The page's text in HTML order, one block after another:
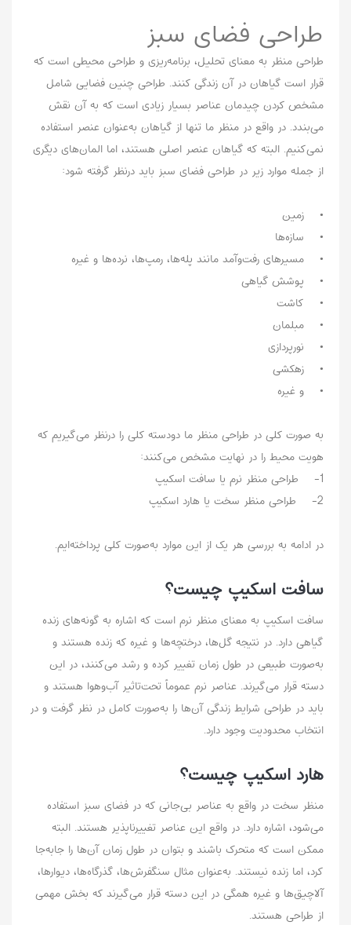
طراحی فضای سبز
طراحی منظر به معنای تحلیل، برنامه‌ریزی و طراحی محیطی است که
قرار است گیاهان در آن زندگی کنند. طراحی چنین فضایی شامل
مشخص کردن چیدمان عناصر بسیار زیادی است که به آن نقش
می‌بندد. در واقع در منظر ما تنها از گیاهان به‌عنوان عنصر استفاده
نمی‌کنیم. البته که گیاهان عنصر اصلی هستند، اما المان‌های دیگری
از جمله موارد زیر در طراحی فضای سبز باید درنظر گرفته شود:
• زمین
• سازه‌ها
• مسیرهای رفت‌وآمد مانند پله‌ها، رمپ‌ها، نرده‌ها و غیره
• پوشش گیاهی
• کاشت
• مبلمان
• نورپردازی
• زهکشی
• و غیره
به‌ صورت کلی در طراحی منظر ما دودسته کلی را درنظر می‌گیریم که
هویت محیط را در نهایت مشخص می‌کنند:
1- طراحی منظر نرم یا سافت اسکیپ
2- طراحی منظر سخت یا هارد اسکیپ
در ادامه به بررسی هر یک از این موارد به‌صورت کلی پرداخته‌ایم.
سافت اسکیپ چیست؟
سافت اسکیپ به معنای منظر نرم است که اشاره به گونه‌های زنده
گیاهی دارد. در نتیجه گل‌ها، درختچه‌ها و غیره که زنده هستند و
به‌صورت طبیعی در طول زمان تغییر کرده و رشد می‌کنند، در این
دسته قرار می‌گیرند. عناصر نرم عموماً تحت‌تاثیر آب‌وهوا هستند و
باید در طراحی شرایط زندگی آن‌ها را به‌صورت کامل در نظر گرفت و در
انتخاب محدودیت وجود دارد.
هارد اسکیپ چیست؟
منظر سخت در واقع به عناصر بی‌جانی که در فضای سبز استفاده
می‌شود، اشاره دارد. در واقع این عناصر تغییرناپذیر هستند. البته
ممکن است که متحرک باشند و بتوان در طول زمان آن‌ها را جا‌به‌جا
کرد، اما زنده نیستند. به‌عنوان مثال سنگفرش‌ها، گذرگاه‌ها، دیوارها،
آلاچیق‌ها و غیره همگی در این دسته قرار می‌گیرند که بخش مهمی
از طراحی هستند.